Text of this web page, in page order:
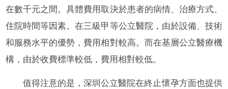
在數千元之間。具體費用取決於患者的病情、治療方式、
住院時間等因素。在三級甲等公立醫院，由於設備、技術
和服務水平的優勢，費用相對較高。而在基層公立醫療機
構，由於收費標準較低，費用相對較低。
值得注意的是，深圳公立醫院在終止懷孕方面也提供